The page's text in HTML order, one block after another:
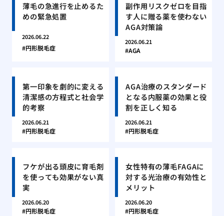
薄毛の急進行を止めるた
めの緊急処置
2026.06.22
円形脱毛症
副作用リスクゼロを目指
す人に贈る薬を使わない
AGA対策論
2026.06.21
AGA
第一印象を劇的に変える
清潔感の方程式と社会学
的考察
2026.06.21
円形脱毛症
AGA治療のスタンダード
となる内服薬の効果と役
割を正しく知る
2026.06.21
円形脱毛症
フケが出る頭皮に育毛剤
を使っても効果がない真
実
2026.06.20
円形脱毛症
女性特有の薄毛FAGAに
対する光治療の有効性と
メリット
2026.06.20
円形脱毛症